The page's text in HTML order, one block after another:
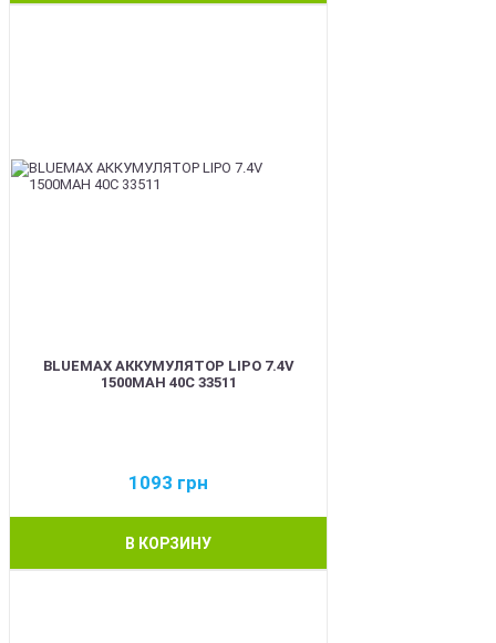
BLUEMAX АККУМУЛЯТОР LIPO 7.4V
1500MAH 40C 33511
1093 грн
В КОРЗИНУ